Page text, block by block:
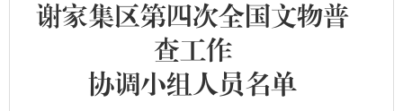
谢家集区第四次全国文物普
查工作
协调小组人员名单